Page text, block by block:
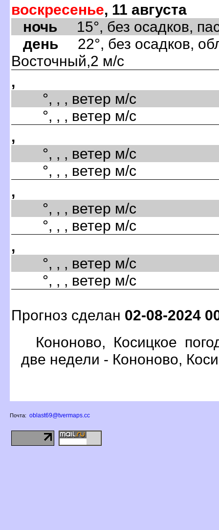
воскресенье, 11 августа
ночь 15°, без осадков,
день 22°, без осадков,
Восточный,2 м/с
,
°, , , ветер м/с
°, , , ветер м/с
,
°, , , ветер м/с
°, , , ветер м/с
,
°, , , ветер м/с
°, , , ветер м/с
,
°, , , ветер м/с
°, , , ветер м/с
Прогноз сделан 02-08-2024
Кононово, Косицкое
две недели - Кононово,
Почта: oblast69@tvermaps.cc